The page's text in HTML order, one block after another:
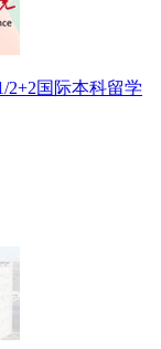
2+2国际本科留学